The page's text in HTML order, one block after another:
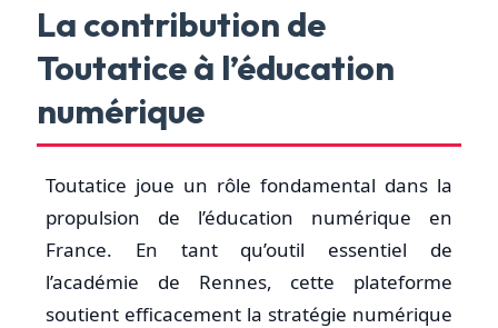
La contribution de
Toutatice à l’éducation
numérique
Toutatice joue un rôle fondamental dans la
propulsion de l’éducation numérique en
France. En tant qu’outil essentiel de
l’académie de Rennes, cette plateforme
soutient efficacement la stratégie numérique